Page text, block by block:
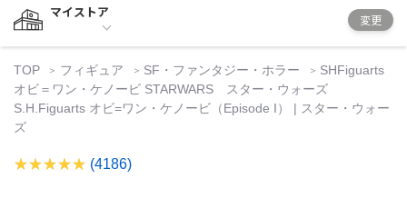
マイストア
変更
TOP フィギュア SF・ファンタジー・ホラー
SHFiguarts
オビ＝ワン・ケノービ STARWARS スター・ウォーズ
S.H.Figuarts オビ=ワン・ケノービ（Episode I） | スター・ウォー
ズ
(4186)